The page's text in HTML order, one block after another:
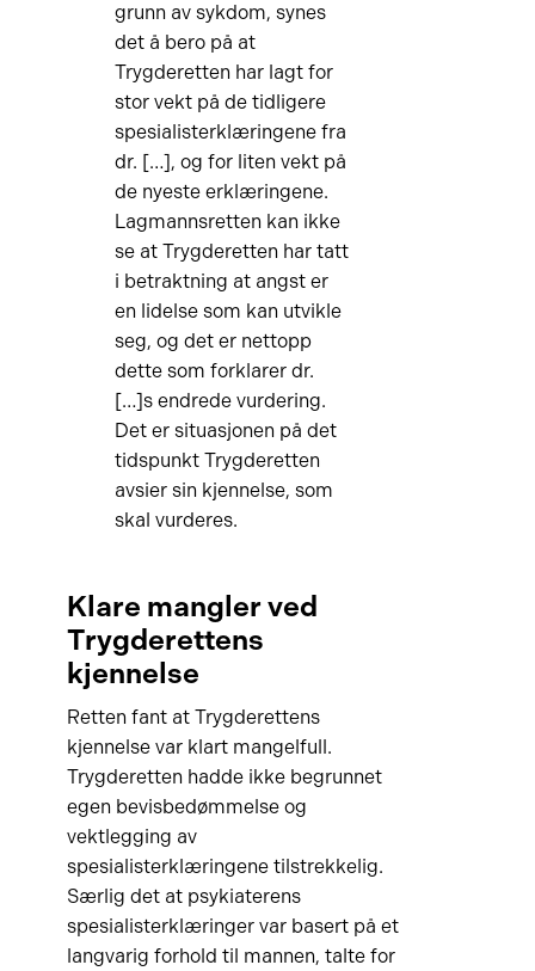
grunn av sykdom, synes
det å bero på at
Trygderetten har lagt for
stor vekt på de tidligere
spesialisterklæringene fra
dr. […], og for liten vekt på
de nyeste erklæringene.
Lagmannsretten kan ikke
se at Trygderetten har tatt
i betraktning at angst er
en lidelse som kan utvikle
seg, og det er nettopp
dette som forklarer dr.
[…]s endrede vurdering.
Det er situasjonen på det
tidspunkt Trygderetten
avsier sin kjennelse, som
skal vurderes.
Klare mangler ved
Trygderettens
kjennelse
Retten fant at Trygderettens
kjennelse var klart mangelfull.
Trygderetten hadde ikke begrunnet
egen bevisbedømmelse og
vektlegging av
spesialisterklæringene tilstrekkelig.
Særlig det at psykiaterens
spesialisterklæringer var basert på et
langvarig forhold til mannen, talte for